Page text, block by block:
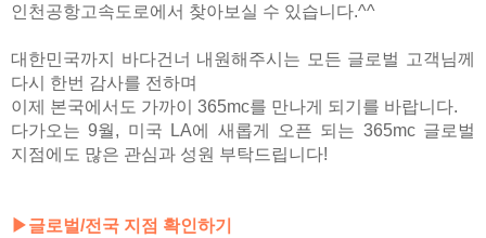
인천공항고속도로에서 찾아보실 수 있습니다.^^
대한민국까지 바다건너 내원해주시는 모든 글로벌 고객님께
다시 한번 감사를 전하며
이제 본국에서도 가까이 365mc를 만나게 되기를 바랍니다.
다가오는 9월, 미국 LA에 새롭게 오픈 되는 365mc 글로벌
지점에도 많은 관심과 성원 부탁드립니다!
▶글로벌/전국 지점 확인하기